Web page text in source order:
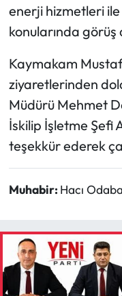
enerji hizmetleri
konularında görüş
Kaymakam
ziyaretlerinden
Müdürü Mehmet
İskilip İşletme Şefi
teşekkür ederek
Muhabir: Hacı
Mecitözü
Oğuzlar
Ortaköy
Osmancık
Resmi İlan
Resmi Reklam
Sağlık